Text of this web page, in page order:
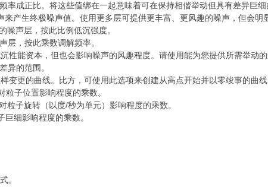
率成正比。将这些值绑在一起意味着可在保持相偕举动但具有差异巨细
来产生终极噪声值。使用更多层可提供更丰富、更风趣的噪声，但会明
噪声层，按此比例低沉强度。
层，按此乘数调解频率。
性能资本，但也会影响噪声的风趣程度。请使用能为您提供所需举动的
异的范围。
变更的曲线。比方，可使用此选项来创建从高点开始并以零竣事的曲
粒子位置影响程度的乘数。
粒子旋转（以度/秒为单元）影响程度的乘数。
巨细影响程度的乘数。
。